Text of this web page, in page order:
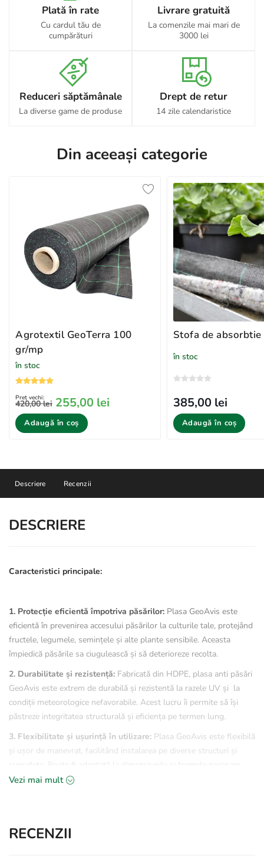
Plată în rate
Cu cardul tău de
cumpărături
Livrare gratuită
La comenzile mai mari de
3000 lei
Reduceri săptămânale
La diverse game de produse
Drept de retur
14 zile calendaristice
Din aceeași categorie
Agrotextil GeoTerra 100
gr/mp
în stoc
Preț vechi:
420,00 lei 255,00 lei
Adaugă în coș
Stofa de
în stoc
385,00 lei
Adaugă în coș
Descriere Recenzii
DESCRIERE
Caracteristici principale:
1. Protecție eficientă împotriva păsărilor: Plasa GeoAvis este
eficientă în prevenirea accesului păsărilor la culturile tale, protejând
fructele, legumele, semințele și alte plante sensibile. Aceasta
împiedică păsările sa ciugulească și să deterioreze recolta.
2. Durabilitate și rezistență: Fabricată din HDPE, plasa anti păsări
GeoAvis este extrem de durabilă și rezistentă la razele UV și la
condiții meteorologice nefavorabile. Acest lucru îi permite să își
păstreze integritatea structurală și eficiența pe termen lung.
3. Flexibilitate și ușurință în utilizare: Plasa GeoAvis este flexibilă
și ușor de manevrat, facilitând instalarea pe diverse structuri și
fără a pierde din eficacitate.
substanțele chimice sau capcanele, contribuind la protejarea
mediului și a faunei salbatice.
Vezi mai mult
RECENZII